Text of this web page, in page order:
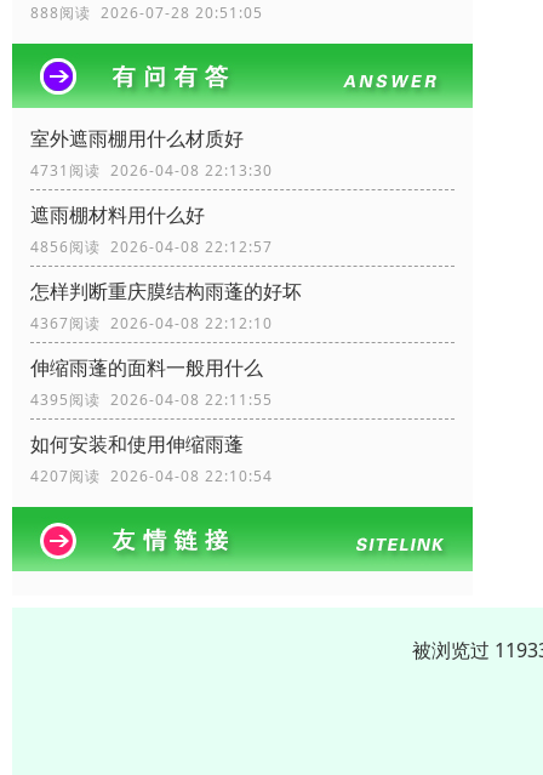
888阅读 2026-07-28 20:51:05
室外遮雨棚用什么材质好
4731阅读 2026-04-08 22:13:30
遮雨棚材料用什么好
4856阅读 2026-04-08 22:12:57
怎样判断重庆膜结构雨蓬的好坏
4367阅读 2026-04-08 22:12:10
伸缩雨蓬的面料一般用什么
4395阅读 2026-04-08 22:11:55
如何安装和使用伸缩雨蓬
4207阅读 2026-04-08 22:10:54
被浏览过